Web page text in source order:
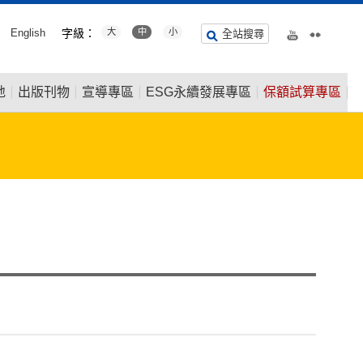
English 字級： 大 中 小 全站搜尋
出版刊物 宣導專區 ESG永續發展專區 保額試算專區